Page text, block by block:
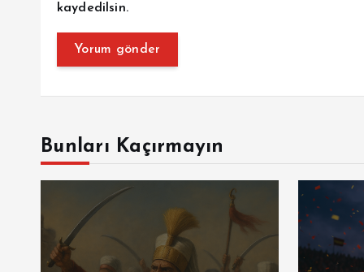
kaydedilsin.
Bunları Kaçırmayın